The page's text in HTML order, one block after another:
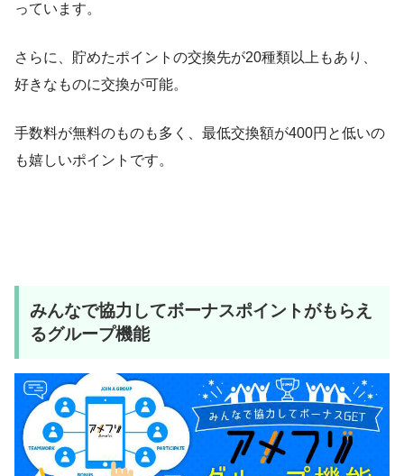
っています。
さらに、貯めたポイントの交換先が20種類以上もあり、
好きなものに交換が可能。
手数料が無料のものも多く、最低交換額が400円と低いの
も嬉しいポイントです。
みんなで協力してボーナスポイントがもらえ
るグループ機能